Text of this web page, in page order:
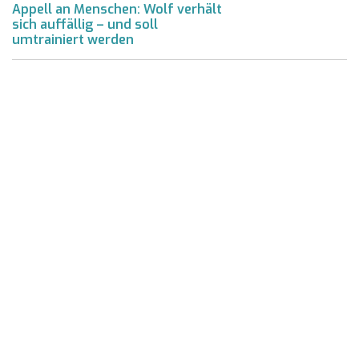
Appell an Menschen: Wolf verhält
sich auffällig – und soll
umtrainiert werden